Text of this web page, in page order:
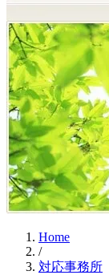
Home
/
対応事務所